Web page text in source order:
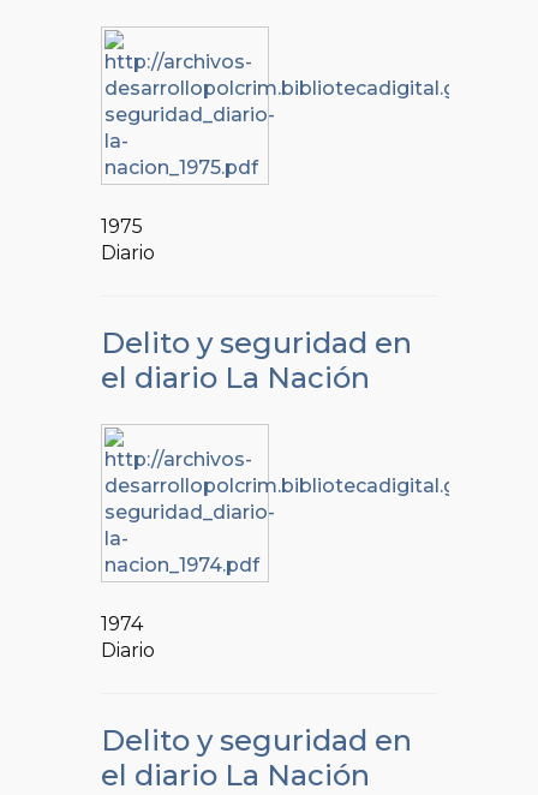
1975
Diario
Delito y seguridad en
el diario La Nación
1974
Diario
Delito y seguridad en
el diario La Nación